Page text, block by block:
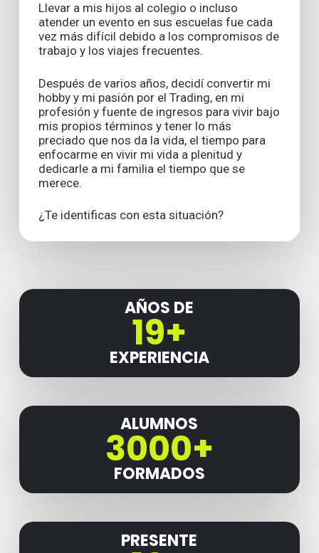
Llevar a mis hijos al colegio o incluso
atender un evento en sus escuelas fue cada
vez más difícil debido a los compromisos de
trabajo y los viajes frecuentes.
Después de varios años, decidí convertir mi
hobby y mi pasión por el Trading, en mi
profesión y fuente de ingresos para vivir bajo
mis propios términos y tener lo más
preciado que nos da la vida, el tiempo para
enfocarme en vivir mi vida a plenitud y
dedicarle a mi familia el tiempo que se
merece.
¿Te identificas con esta situación?
AÑOS DE
19+
EXPERIENCIA
ALUMNOS
3000+
FORMADOS
PRESENTE